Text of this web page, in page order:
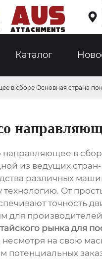

Каталог
в сборе Основная страна
направляющее в
из ведущих
различных
технологию. От
точность
для
рынка для
на свою
потенциальных